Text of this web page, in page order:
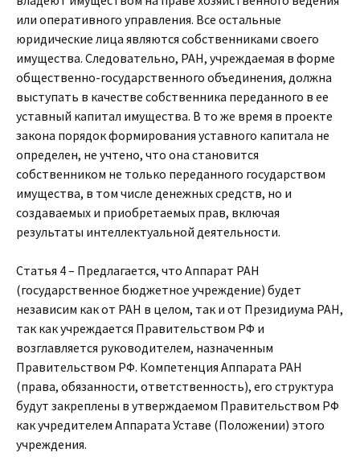
или оперативного управления. Все остальные
юридические лица являются собственниками своего
имущества. Следовательно, РАН, учреждаемая в форме
общественно-государственного объединения, должна
выступать в качестве собственника переданного в ее
уставный капитал имущества. В то же время в проекте
закона порядок формирования уставного капитала не
определен, не учтено, что она становится
собственником не только переданного государством
имущества, в том числе денежных средств, но и
создаваемых и приобретаемых прав, включая
результаты интеллектуальной деятельности.
Статья 4 – Предлагается, что Аппарат РАН
(государственное бюджетное учреждение) будет
независим как от РАН в целом, так и от Президиума РАН,
так как учреждается Правительством РФ и
возглавляется руководителем, назначенным
Правительством РФ. Компетенция Аппарата РАН
(права, обязанности, ответственность), его структура
будут закреплены в утверждаемом Правительством РФ
как учредителем Аппарата Уставе (Положении) этого
учреждения.